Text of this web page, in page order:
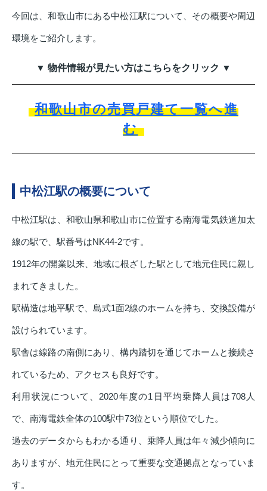
今回は、和歌山市にある中松江駅について、その概要や周辺
環境をご紹介します。
▼ 物件情報が見たい方はこちらをクリック ▼
和歌山市の売買戸建て一覧へ進
む
中松江駅の概要について
中松江駅は、和歌山県和歌山市に位置する南海電気鉄道加太
線の駅で、駅番号はNK44-2です。
1912年の開業以来、地域に根ざした駅として地元住民に親し
まれてきました。
駅構造は地平駅で、島式1面2線のホームを持ち、交換設備が
設けられています。
駅舎は線路の南側にあり、構内踏切を通じてホームと接続さ
れているため、アクセスも良好です。
利用状況について、2020年度の1日平均乗降人員は708人
で、南海電鉄全体の100駅中73位という順位でした。
過去のデータからもわかる通り、乗降人員は年々減少傾向に
ありますが、地元住民にとって重要な交通拠点となっていま
す。